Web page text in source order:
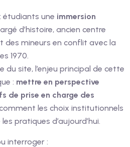
une immersion
d’histoire, ancien centre
des mineurs en conflit avec la
1970.
du site, l’enjeu principal de cette
: mettre en perspective
de prise en charge des
les choix institutionnels
pratiques d’aujourd’hui.
interroger :